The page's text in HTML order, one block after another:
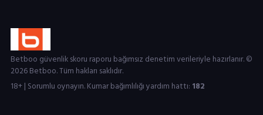
Betboo güvenlik skoru raporu bağımsız denetim verileriyle hazırlanır. ©
2026 Betboo. Tüm hakları saklıdır.
18+ | Sorumlu oynayın. Kumar bağımlılığı yardım hattı: 182